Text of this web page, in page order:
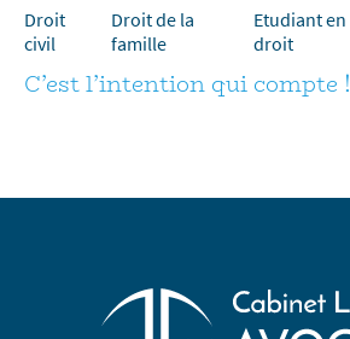
Droit
civil
Droit de la
famille
Etudiant en
droit
C’est l’intention qui compte !